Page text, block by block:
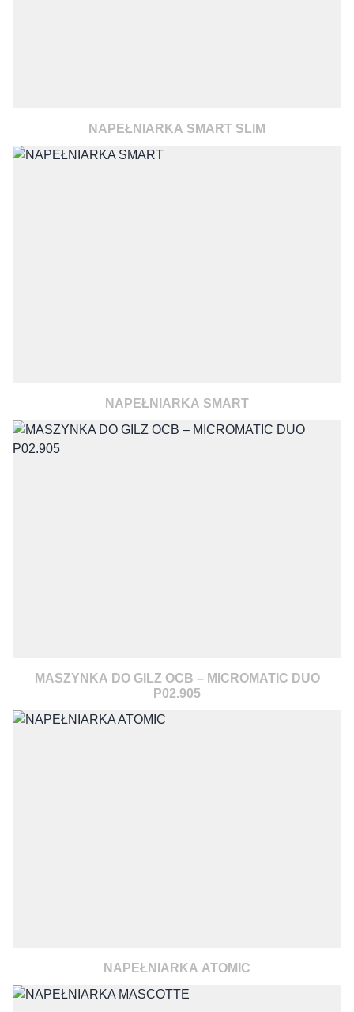
NAPEŁNIARKA SMART SLIM
NAPEŁNIARKA SMART
MASZYNKA DO GILZ OCB – MICROMATIC DUO
P02.905
NAPEŁNIARKA ATOMIC